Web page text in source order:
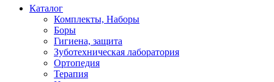
Каталог
Комплекты, Наборы
Боры
Гигиена, защита
Зуботехническая лаборатория
Ортопедия
Терапия